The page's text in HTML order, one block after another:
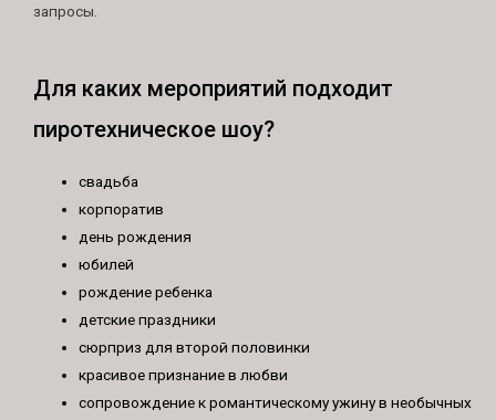
запросы.
Для каких мероприятий подходит
пиротехническое шоу?
свадьба
корпоратив
день рождения
юбилей
рождение ребенка
детские праздники
сюрприз для второй половинки
красивое признание в любви
сопровождение к романтическому ужину в необычных